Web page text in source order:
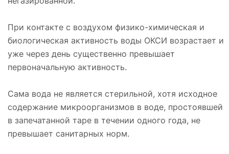
При контакте с воздухом физико-химическая и
биологическая активность воды ОКСИ возрастает и
уже через день существенно превышает
первоначальную активность.
Сама вода не является стерильной, хотя исходное
содержание микроорганизмов в воде, простоявшей
в запечатанной таре в течении одного года, не
превышает санитарных норм.